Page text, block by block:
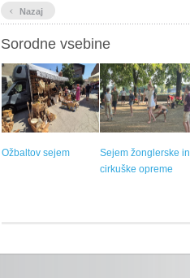
‹ Nazaj
Sorodne vsebine
Ožbaltov sejem
Sejem žonglerske in
cirkuške opreme